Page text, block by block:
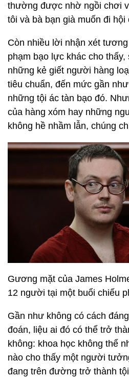
thường được nhờ ngồi chơi
tôi và bà bạn già muốn đi
Còn nhiều lời nhận xét
phạm bạo lực khác cho
những kẻ giết người hàng
tiêu chuẩn, đến mức gần
những tội ác tàn bạo đó.
của hàng xóm hay những
không hề nhầm lẫn, chúng
Gương mặt của James
12 người tại một buổi chiếu
Gần như không có cách
đoán, liệu ai đó có thể trở
không: khoa học không thể
nào cho thấy một người
đang trên đường trở thành